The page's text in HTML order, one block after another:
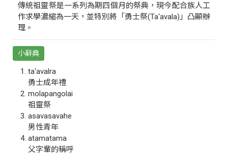
傳統祖靈祭是一系列為期四個月的祭典，現今配合族人工
作求學濃縮為一天，並特別將「勇士祭(Ta‘avala)」凸顯辦
理。
小辭典
ta‘avalra
勇士成年禮
molapangolai
祖靈祭
asavasavahe
男性青年
atamatama
父字輩的稱呼